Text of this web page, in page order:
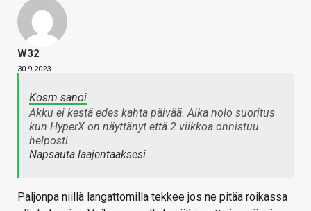
W32
30.9.2023
Kosm sanoi
Akku ei kestä edes kahta päivää. Aika nolo suoritus
kun HyperX on näyttänyt että 2 viikkoa onnistuu
helposti.
Napsauta laajentaaksesi…
Paljonpa niillä langattomilla tekkee jos ne pitää roikassa